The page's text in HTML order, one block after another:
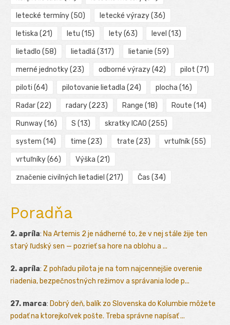
letecké termíny(50) letecké výrazy(36)
letiska (21) letu (15) lety(63) level (13)
lietadlo (58) lietadlá (317) lietanie (59)
merné jednotky(23) odborné výrazy(42) pilot (71)
piloti (64) pilotovanie lietadla (24) plocha (16)
Radar(22) radary(223) Range (18) Route (14)
Runway(16) S (13) skratky ICAO (255)
system (14) time (23) trate (23) vrtuľník(55)
vrtuľníky(66) Výška (21)
značenie civilných lietadiel (217) Čas (34)
Poradňa
2. apríla: Na Artemis 2 je nádherné to, že v nej stále žije ten
starý ľudský sen — pozrieť sa hore na oblohu a ...
2. apríla: Z pohľadu pilota je na tom najcennejšie overenie
riadenia, bezpečnostných režimov a správania lode p...
27. marca: Dobrý deň, balík zo Slovenska do Kolumbie môžete
podať na ktorejkoľvek pošte. Treba správne napísať ...